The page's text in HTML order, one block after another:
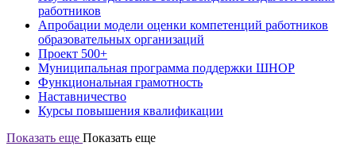
работников
Апробации модели оценки компетенций работников
образовательных организаций
Проект 500+
Муниципальная программа поддержки ШНОР
Функциональная грамотность
Наставничество
Курсы повышения квалификации
Показать еще Показать еще